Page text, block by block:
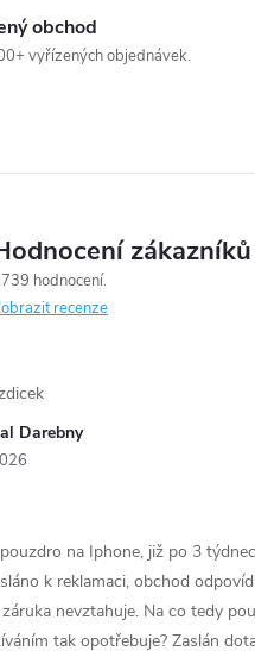
obchod
vyřízených objednávek.
zákazníků
hodnocení
recenze
Darebny
na Iphone, již po 3
k reklamaci, obchod
nevztahuje. Na co tedy
tak opotřebuje? Zaslán